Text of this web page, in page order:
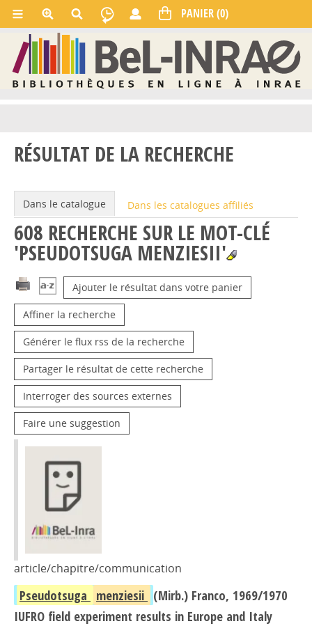
RÉSULTAT DE LA RECHERCHE
Dans le catalogue Dans les catalogues affiliés
608 RECHERCHE SUR LE MOT-CLÉ
'PSEUDOTSUGA MENZIESII'
Ajouter le résultat dans votre panier
Affiner la recherche
Générer le flux rss de la recherche
Partager le résultat de cette recherche
Interroger des sources externes
Faire une suggestion
article/chapitre/communication
Pseudotsuga menziesii (Mirb.) Franco, 1969/1970
IUFRO field experiment results in Europe and Italy